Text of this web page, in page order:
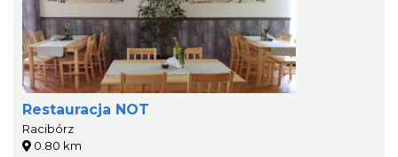
Restauracja NOT
Racibórz
0.80 km